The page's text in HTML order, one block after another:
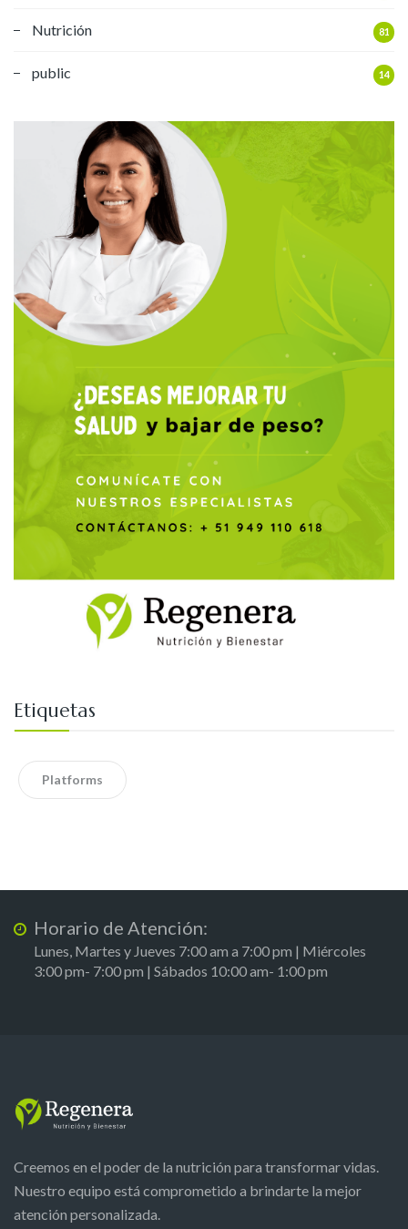
Nutrición 81
public 14
Etiquetas
Platforms
Horario de Atención:
Lunes, Martes y Jueves 7:00 am a 7:00 pm | Miércoles
3:00 pm- 7:00 pm | Sábados 10:00 am- 1:00 pm
Creemos en el poder de la nutrición para transformar vidas.
Nuestro equipo está comprometido a brindarte la mejor
atención personalizada.